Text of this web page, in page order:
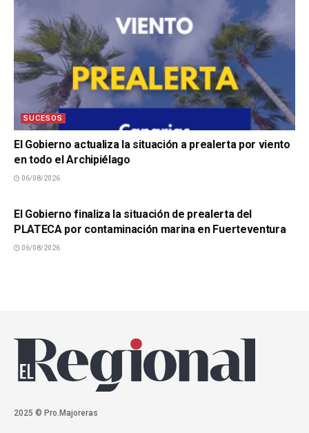
SUCESOS
El Gobierno actualiza la situación a prealerta por viento
en todo el Archipiélago
06/08/2026
El Gobierno finaliza la situación de prealerta del
PLATECA por contaminación marina en Fuerteventura
06/08/2026
2025 © Pro.Majoreras